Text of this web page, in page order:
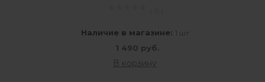
Наличие в магазине: 1 шт
1 490 руб.
В корзину